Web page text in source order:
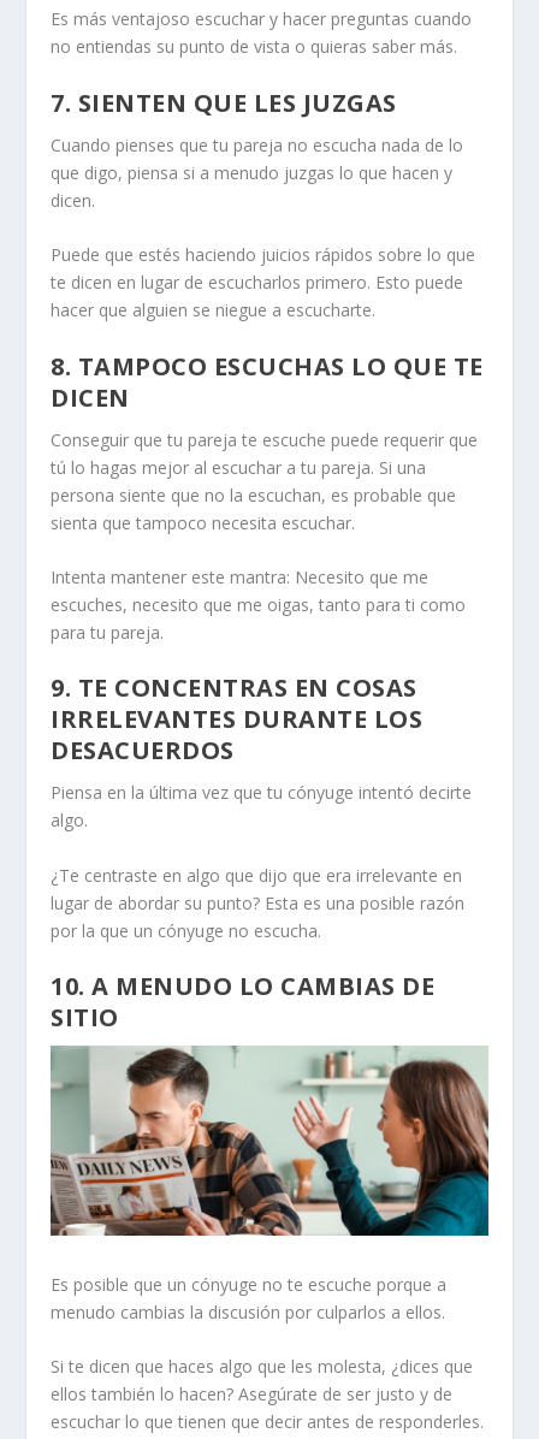
Es más ventajoso escuchar y hacer preguntas cuando
no entiendas su punto de vista o quieras saber más.
7. SIENTEN QUE LES JUZGAS
Cuando pienses que tu pareja no escucha nada de lo
que digo, piensa si a menudo juzgas lo que hacen y
dicen.
Puede que estés haciendo juicios rápidos sobre lo que
te dicen en lugar de escucharlos primero. Esto puede
hacer que alguien se niegue a escucharte.
8. TAMPOCO ESCUCHAS LO QUE TE
DICEN
Conseguir que tu pareja te escuche puede requerir que
tú lo hagas mejor al escuchar a tu pareja. Si una
persona siente que no la escuchan, es probable que
sienta que tampoco necesita escuchar.
Intenta mantener este mantra: Necesito que me
escuches, necesito que me oigas, tanto para ti como
para tu pareja.
9. TE CONCENTRAS EN COSAS
IRRELEVANTES DURANTE LOS
DESACUERDOS
Piensa en la última vez que tu cónyuge intentó decirte
algo.
¿Te centraste en algo que dijo que era irrelevante en
lugar de abordar su punto? Esta es una posible razón
por la que un cónyuge no escucha.
10. A MENUDO LO CAMBIAS DE
SITIO
Es posible que un cónyuge no te escuche porque a
menudo cambias la discusión por culparlos a ellos.
Si te dicen que haces algo que les molesta, ¿dices que
ellos también lo hacen? Asegúrate de ser justo y de
escuchar lo que tienen que decir antes de responderles.